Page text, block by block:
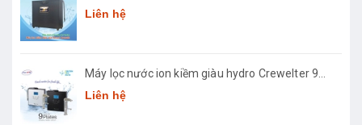
CM-3668
Liên hệ
Máy lọc nước ion kiềm giàu hydro Crewelter 9
Hàn Quốc
Liên hệ